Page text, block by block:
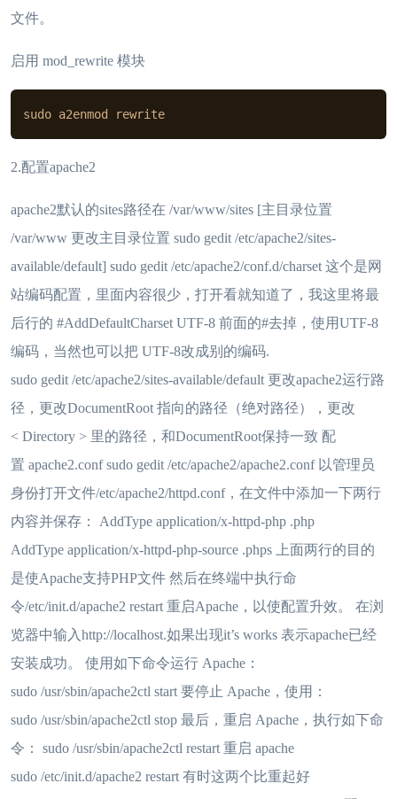
文件。
启用 mod_rewrite 模块
sudo a2enmod rewrite
2.配置apache2
apache2默认的sites路径在 /var/www/sites [主目录位置
/var/www 更改主目录位置 sudo gedit /etc/apache2/sites-
available/default] sudo gedit /etc/apache2/conf.d/charset 这个是网
站编码配置，里面内容很少，打开看就知道了，我这里将最
后行的 #AddDefaultCharset UTF-8 前面的#去掉，使用UTF-8
编码，当然也可以把 UTF-8改成别的编码.
sudo gedit /etc/apache2/sites-available/default 更改apache2运行路
径，更改DocumentRoot 指向的路径（绝对路径），更改
< Directory > 里的路径，和DocumentRoot保持一致 配
置 apache2.conf sudo gedit /etc/apache2/apache2.conf 以管理员
身份打开文件/etc/apache2/httpd.conf，在文件中添加一下两行
内容并保存： AddType application/x-httpd-php .php
AddType application/x-httpd-php-source .phps 上面两行的目的
是使Apache支持PHP文件 然后在终端中执行命
令/etc/init.d/apache2 restart 重启Apache，以使配置升效。 在浏
览器中输入http://localhost.如果出现it’s works 表示apache已经
安装成功。 使用如下命令运行 Apache：
sudo /usr/sbin/apache2ctl start 要停止 Apache，使用：
sudo /usr/sbin/apache2ctl stop 最后，重启 Apache，执行如下命
令： sudo /usr/sbin/apache2ctl restart 重启 apache
sudo /etc/init.d/apache2 restart 有时这两个比重起好